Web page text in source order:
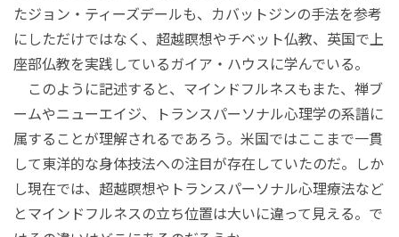
たジョン・ティーズデールも、カバットジンの手法を参考
にしただけではなく、超越瞑想やチベット仏教、英国で上
座部仏教を実践しているガイア・ハウスに学んでいる。
このように記述すると、マインドフルネスもまた、禅ブ
ームやニューエイジ、トランスパーソナル心理学の系譜に
属することが理解されるであろう。米国ではここまで一貫
して東洋的な身体技法への注目が存在していたのだ。しか
し現在では、超越瞑想やトランスパーソナル心理療法など
とマインドフルネスの立ち位置は大いに違って見える。で